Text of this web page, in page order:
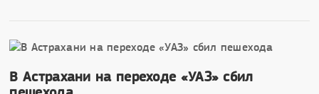
В Астрахани на переходе «УАЗ» сбил